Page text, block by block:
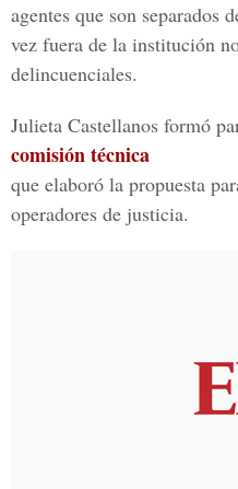
agentes que son separados
vez fuera de la institución
delincuenciales.
Julieta Castellanos formó
comisión técnica
que elaboró la propuesta
operadores de justicia.